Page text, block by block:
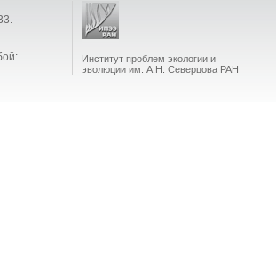
Институт проблем экологии и
эволюции им. А.Н. Северцова РАН